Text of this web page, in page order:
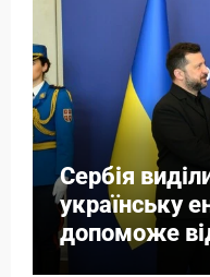
Сербія
українську
допоможе
міст